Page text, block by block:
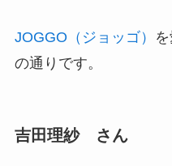
JOGGO（ジョッゴ）
の通りです。
吉田理紗 さん